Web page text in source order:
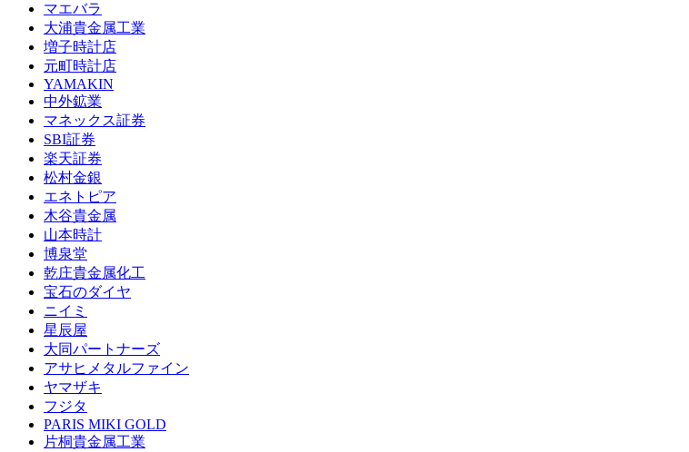
マエバラ
大浦貴金属工業
増子時計店
元町時計店
YAMAKIN
中外鉱業
マネックス証券
SBI証券
楽天証券
松村金銀
エネトピア
木谷貴金属
山本時計
博泉堂
乾庄貴金属化工
宝石のダイヤ
ニイミ
星辰屋
大同パートナーズ
アサヒメタルファイン
ヤマザキ
フジタ
PARIS MIKI GOLD
片桐貴金属工業